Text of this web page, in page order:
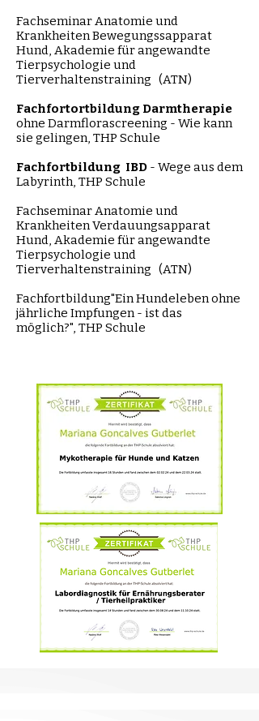
FachseminarAnatomie und
Krankheiten Bewegungssapparat
Hund, Akademie für angewandte
Tierpsychologie und
Tierverhaltenstraining (ATN)
Fachfortortbildung Darmtherapie
ohne Darmflorascreening - Wie kann
sie gelingen, THP Schule
Fachfortbildung IBD - Wege aus dem
Labyrinth, THP Schule
FachseminarAnatomie und
Krankheiten Verdauungsapparat
Hund, Akademie für angewandte
Tierpsychologie und
Tierverhaltenstraining (ATN)
Fachfortbildung"Ein Hundeleben ohne
jährliche Impfungen - ist das
möglich?", THP Schule